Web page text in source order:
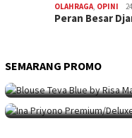
OLAHRAGA, OPINI
Peran Besar
SEMARANG PROMO
SEMARANG PROMO 9 Mei 2026
SEMARANG PROMO 5 Mei 2026
Intip Koleksi Ina